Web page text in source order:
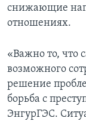
снижающие
отношениях.
«Важно то, что
возможного
решение
борьба с
ЭнгурГЭС.